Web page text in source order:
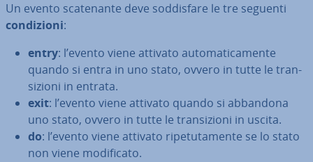
Un evento sca­te­nan­te deve sod­di­sfa­re le tre seguenti
con­di­zio­ni:
entry: l’evento viene attivato au­to­ma­ti­ca­men­te
quando si entra in uno stato, ovvero in tutte le tran­
si­zio­ni in entrata.
exit: l’evento viene attivato quando si abbandona
uno stato, ovvero in tutte le tran­si­zio­ni in uscita.
do: l’evento viene attivato ri­pe­tu­ta­men­te se lo stato
non viene mo­di­fi­ca­to.